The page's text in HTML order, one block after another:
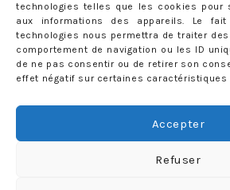
technologies telles que les cookies pour
aux informations des appareils. Le
technologies nous permettra de traiter
comportement de navigation ou les ID
de ne pas consentir ou de retirer son
effet négatif sur certaines caractéristiques
Accepter
Refuser
ABONNEMENT
Adresse
Rejoignez les 398 autres